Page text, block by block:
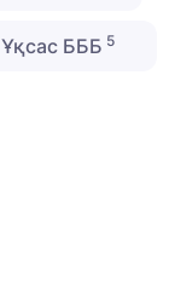
Ұқсас БББ 5